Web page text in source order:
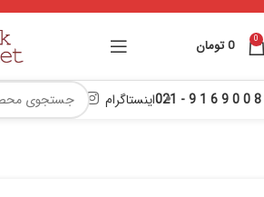
0
0 تومان
اینستاگرام